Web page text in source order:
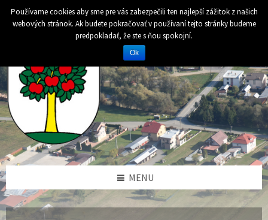
Preskočiť
obsah
Preskočiť
ľavý
Preskočiť
pravý
Preskočiť
pätičku
MENU
Používame cookies aby sme pre vás zabezpečili ten najlepší zážitok z našich
webových stránok. Ak budete pokračovať v používaní tejto stránky budeme
predpokladať, že ste s ňou spokojní.
Ok